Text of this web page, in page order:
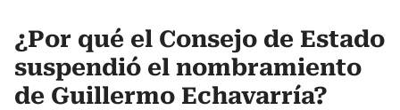
¿Por qué el Consejo de Estado
suspendió el nombramiento
de Guillermo Echavarría?